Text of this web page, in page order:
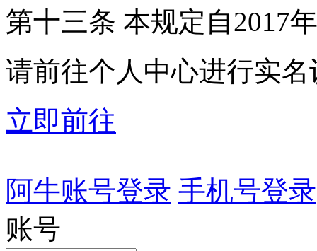
第十三条 本规定自2017
请前往个人中心进行实名
立即前往
阿牛账号登录 手机号登录
账号